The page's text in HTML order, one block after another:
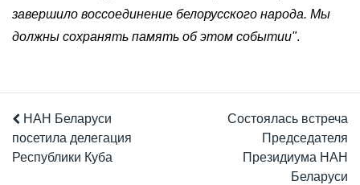
завершило воссоединение белорусского народа. Мы
должны сохранять память об этом событии".
НАН Беларуси
посетила делегация
Республики Куба
Состоялась встреча
Председателя
Президиума НАН
Беларуси